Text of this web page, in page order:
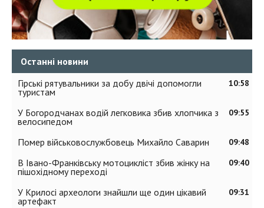
Останні новини
10:58
Гірські рятувальники за добу двічі допомогли
туристам
09:55
У Богородчанах водій легковика збив хлопчика з
велосипедом
09:48
Помер військовослужбовець Михайло Саварин
09:40
В Івано-Франківську мотоцикліст збив жінку на
пішохідному переході
09:31
У Крилосі археологи знайшли ще один цікавий
артефакт